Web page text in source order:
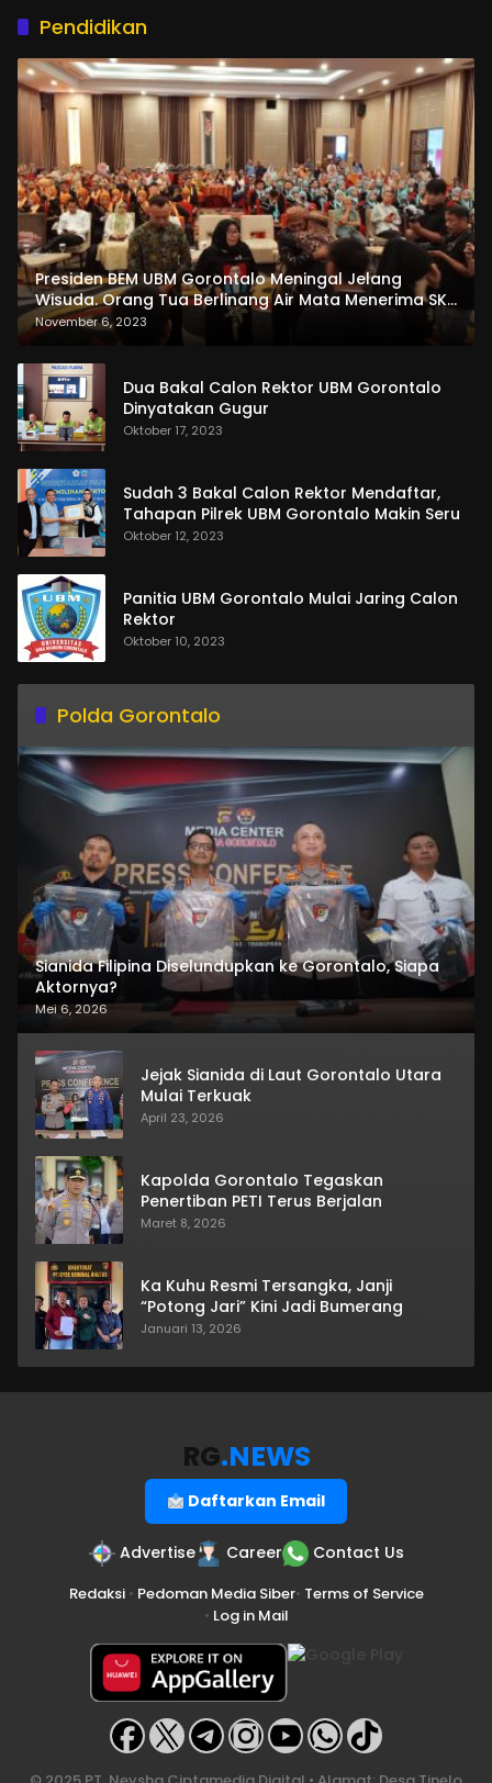
Pendidikan
Presiden BEM UBM Gorontalo Meningal Jelang
Wisuda. Orang Tua Berlinang Air Mata Menerima SKL
dan Pemasangan Salempang
November 6, 2023
Dua Bakal Calon Rektor UBM Gorontalo
Dinyatakan Gugur
Oktober 17, 2023
Sudah 3 Bakal Calon Rektor Mendaftar,
Tahapan Pilrek UBM Gorontalo Makin Seru
Oktober 12, 2023
Panitia UBM Gorontalo Mulai Jaring Calon
Rektor
Oktober 10, 2023
Polda Gorontalo
Sianida Filipina Diselundupkan ke Gorontalo, Siapa
Aktornya?
Mei 6, 2026
Jejak Sianida di Laut Gorontalo Utara
Mulai Terkuak
April 23, 2026
Kapolda Gorontalo Tegaskan
Penertiban PETI Terus Berjalan
Maret 8, 2026
Ka Kuhu Resmi Tersangka, Janji
“Potong Jari” Kini Jadi Bumerang
Januari 13, 2026
RG.NEWS
Daftarkan Email
Advertise Career Contact Us
Redaksi• Pedoman Media Siber• Terms of Service
• Log in Mail